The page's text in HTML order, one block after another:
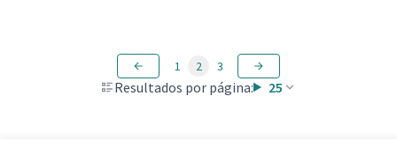
Resultados por página: 25
1 2 3